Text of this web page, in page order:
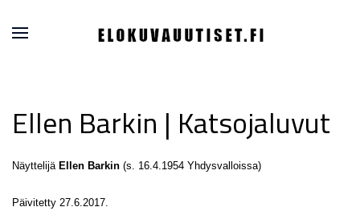
Ellen Barkin | Katsojaluvut
Näyttelijä Ellen Barkin (s. 16.4.1954 Yhdysvalloissa)
Päivitetty 27.6.2017.